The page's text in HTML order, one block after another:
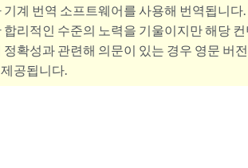
기계 번역 소프트웨어를 사용해 번역됩니
합리적인 수준의 노력을 기울이지만 해당
정확성과 관련해 의문이 있는 경우 영문 버
공됩니다.